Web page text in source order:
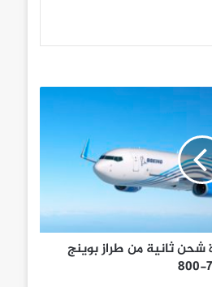
ثانية من طراز بوينج